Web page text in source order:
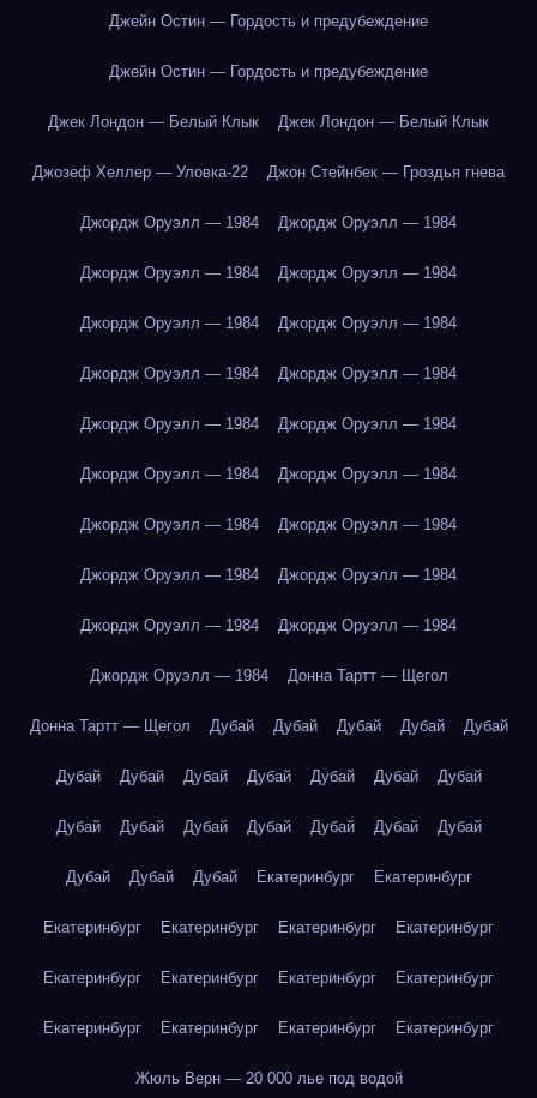
Джейн Остин — Гордость и предубеждение
Джейн Остин — Гордость и предубеждение
Джек Лондон — Белый Клык Джек Лондон — Белый Клык
Джозеф Хеллер — Уловка-22 Джон Стейнбек — Гроздья гнева
Джордж Оруэлл — 1984 Джордж Оруэлл — 1984
Джордж Оруэлл — 1984 Джордж Оруэлл — 1984
Джордж Оруэлл — 1984 Джордж Оруэлл — 1984
Джордж Оруэлл — 1984 Джордж Оруэлл — 1984
Джордж Оруэлл — 1984 Джордж Оруэлл — 1984
Джордж Оруэлл — 1984 Джордж Оруэлл — 1984
Джордж Оруэлл — 1984 Джордж Оруэлл — 1984
Джордж Оруэлл — 1984 Джордж Оруэлл — 1984
Джордж Оруэлл — 1984 Джордж Оруэлл — 1984
Джордж Оруэлл — 1984 Донна Тартт — Щегол
Донна Тартт — Щегол Дубай Дубай Дубай Дубай Дубай
Дубай Дубай Дубай Дубай Дубай Дубай Дубай
Дубай Дубай Дубай Дубай Дубай Дубай Дубай
Дубай Дубай Дубай Екатеринбург Екатеринбург
Екатеринбург Екатеринбург Екатеринбург Екатеринбург
Екатеринбург Екатеринбург Екатеринбург Екатеринбург
Екатеринбург Екатеринбург Екатеринбург Екатеринбург
Жюль Верн — 20 000 лье под водой